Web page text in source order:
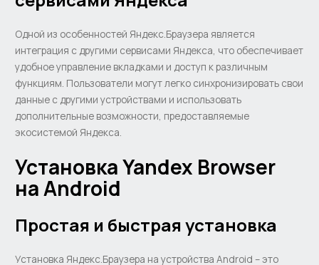
Одной из особенностей Яндекс.Браузера является
интеграция с другими сервисами Яндекса, что обеспечивает
удобное управление вкладками и доступ к различным
функциям. Пользователи могут легко синхронизировать свои
данные с другими устройствами и использовать
дополнительные возможности, предоставляемые
экосистемой Яндекса.
Установка Yandex Browser
на Android
Простая и быстрая установка
Установка Яндекс.Браузера на устройства Android – это